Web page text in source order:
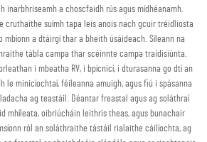
inarbhriseamh a choscfaidh rús agus mídhéanamh.
cruthaithe suímh tapa leis anois nach gcuir tréidliosta
mbíonn a dtáirgí thar a bheith úsáideach. Síleann na
tábla campa thar scéinnte campa traidisiúnta.
i mbeatha RV, i bpícnicí, i dturasanna go dtí an
le minicíochtaí, féileanna amuigh, agus fiú i spásanna
ag teastáil. Déantar freastal agus ag soláthraí
mhíleata, oibriúcháin leithris theas, agus bunachair
ról an soláthraithe tástáil rialaithe cáilíochta, ag